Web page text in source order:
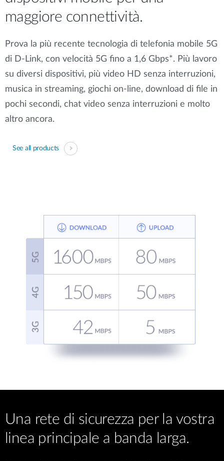
maggiore connettività.
Prova la più recente tecnologia di telefonia mobile 5G
di D-Link, con velocità 5G fino a 1,6 Gbps*. Più lavoro
su diversi dispositivi, più video HD senza interruzioni,
musica in streaming, giochi on-line, download di file in
pochi secondi, chat video senza interruzioni e molto
altro ancora.
See all products
Una rete di sicurezza per la vostra
linea principale a banda larga.